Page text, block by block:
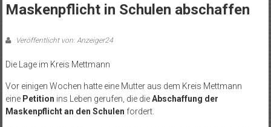
Maskenpflicht in Schulen abschaffen
Veröffentlicht von: Anzeiger24
Die Lage im Kreis Mettmann
Vor einigen Wochen hatte eine Mutter aus dem Kreis Mettmann
eine Petition ins Leben gerufen, die dieAbschaffung der
Maskenpflicht an den Schulen fordert.